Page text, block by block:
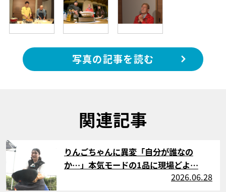
写真の記事を読む
関連記事
りんごちゃんに異変「自分が誰なの
か…」本気モードの1品に現場どよ…
2026.06.28